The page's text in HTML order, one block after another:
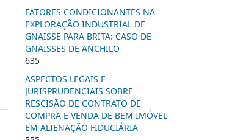
FATORES CONDICIONANTES NA
EXPLORAÇÃO INDUSTRIAL DE
GNAISSE PARA BRITA: CASO DE
GNAISSES DE ANCHILO
635
ASPECTOS LEGAIS E
JURISPRUDENCIAIS SOBRE
RESCISÃO DE CONTRATO DE
COMPRA E VENDA DE BEM IMÓVEL
EM ALIENAÇÃO FIDUCIÁRIA